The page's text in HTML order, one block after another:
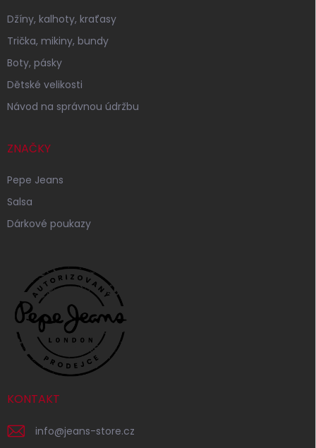
Džíny, kalhoty, kraťasy
Trička, mikiny, bundy
Boty, pásky
Dětské velikosti
Návod na správnou údržbu
ZNAČKY
Pepe Jeans
Salsa
Dárkové poukazy
KONTAKT
info@jeans-store.cz